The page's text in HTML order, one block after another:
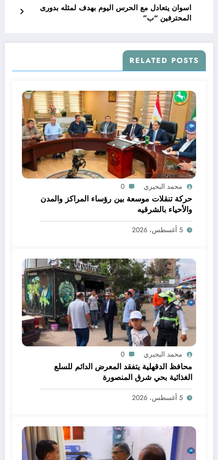
اسوان يتعادل مع الحرس اليوم بهدف لمثله بدورى
المحترفين “ب”
RELATED POSTS
محمد البحيري 0
حركة تنقلات موسعة بين رؤساء المراكز والمدن
والأحياء بالشرقيه
5 أغسطس، 2026
محمد البحيري 0
محافظ الدقهلية يتفقد المعرض الدائم للسلع
الغذائية بحي شرق المنصورة
5 أغسطس، 2026